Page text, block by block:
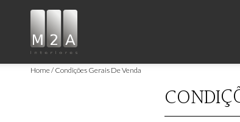
Home Condições Gerais De Venda